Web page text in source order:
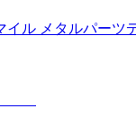
イル メタルパーツ
】